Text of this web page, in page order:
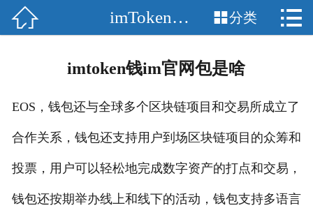
 网站首页
imToken安卓
imtoken官方
 imToken安卓 分类 
imtoken钱im官网包是啥
EOS，钱包还与全球多个区块链项目和交易所成立了
合作关系，钱包还支持用户到场区块链项目的众筹和
投票，用户可以轻松地完成数字资产的打点和交易，
钱包还按期举办线上和线下的活动，钱包支持多语言